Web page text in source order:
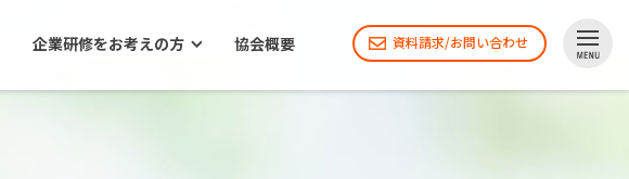
企業研修をお考えの方 協会概要 資料請求/お問い合わせ